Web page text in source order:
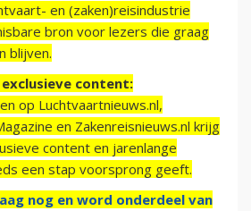
en (zaken)reisindustrie
bron voor lezers die graag
blijven.
content:
op Luchtvaartnieuws.nl,
en Zakenreisnieuws.nl krijg
content en jarenlange
een stap voorsprong geeft.
nog en word onderdeel van